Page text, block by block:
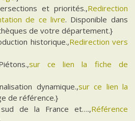
et priorités.,Redirection
de ce livre. Disponible dans
de votre département.}
historique.,Redirection vers
sur ce lien la fiche de
dynamique.,sur ce lien la
de référence.}
de la France et….,Référence